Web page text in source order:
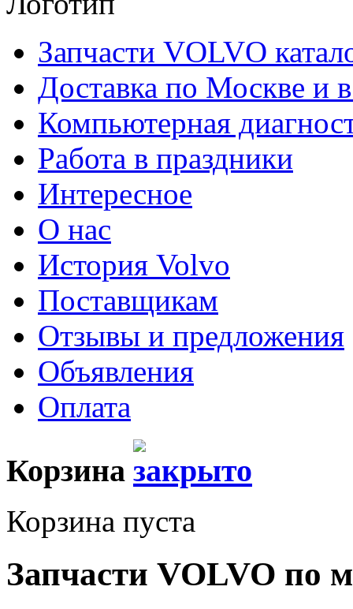
Запчасти VOLVO
Доставка по Москве и
Компьютерная
Работа в праздники
Интересное
О нас
История Volvo
Поставщикам
Отзывы и предложения
Объявления
Оплата
Корзина
Корзина пуста
Запчасти VOLVO по